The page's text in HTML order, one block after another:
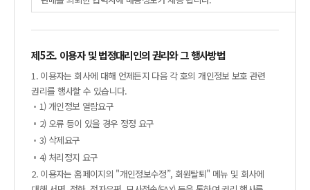
제5조. 이용자 및 법정대리인의 권리와 그 행사방법
1. 이용자는 회사에 대해 언제든지 다음 각 호의 개인정보 보호 관련
권리를 행사할 수 있습니다.
1) 개인정보 열람요구
2) 오류 등이 있을 경우 정정 요구
3) 삭제요구
4) 처리정지 요구
2. 이용자는 홈페이지의 "개인정보수정”, 회원탈퇴" 메뉴 및 회사에